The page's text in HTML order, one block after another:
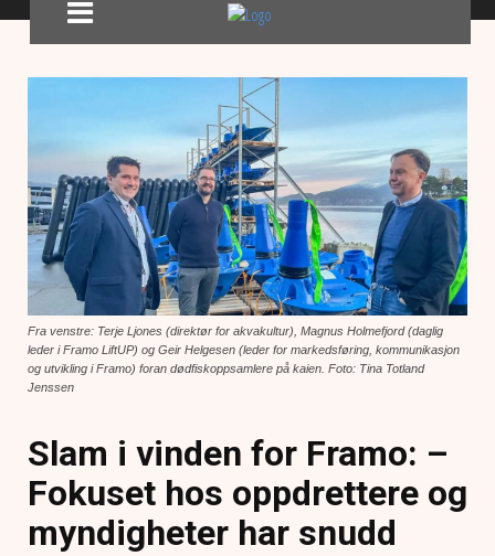
Fra venstre: Terje Ljones (direktør for akvakultur), Magnus Holmefjord (daglig
leder i Framo LiftUP) og Geir Helgesen (leder for markedsføring, kommunikasjon
og utvikling i Framo) foran dødfiskoppsamlere på kaien. Foto: Tina Totland
Jenssen
Slam i vinden for Framo: –
Fokuset hos oppdrettere og
myndigheter har snudd